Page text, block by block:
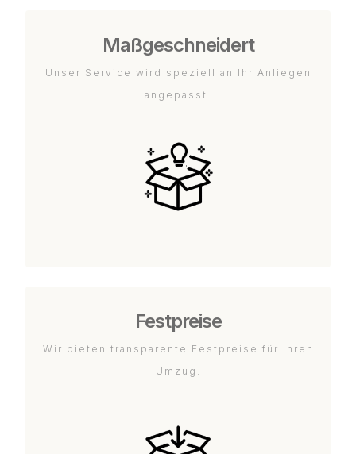
Maßgeschneidert
Unser Service wird speziell an Ihr Anliegen
angepasst.
Festpreise
Wir bieten transparente Festpreise für Ihren
Umzug.